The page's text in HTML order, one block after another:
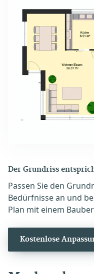
Der Grundriss
Passen Sie den
Bedürfnisse an und
Plan mit einem
Kostenlose